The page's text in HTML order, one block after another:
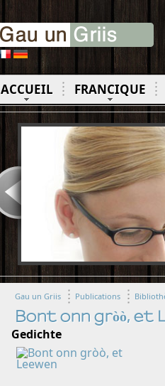
ACCUEIL FRANCIQUE
Gau un Griis Publications
Bont onn gròò, et
Gedichte